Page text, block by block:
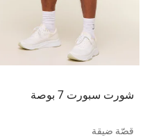
شورت سبورت 7 بوصة
قصّة ضيقة